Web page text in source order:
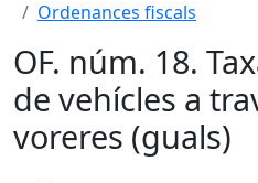
Ordenances fiscals
OF. núm. 18.
de vehícles a
voreres (guals)